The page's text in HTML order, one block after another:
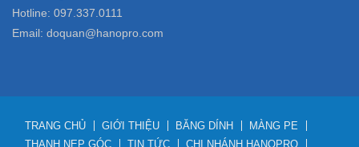
Hotline: 097.337.0111
Email: doquan@hanopro.com
TRANG CHỦ GIỚI THIỆU BĂNG DÍNH
MÀNG PE
THANH NẸP GÓC
TIN TỨC CHI NHÁNH HANOPRO